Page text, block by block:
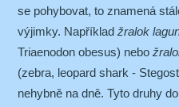
se pohybovat, to znamená
výjimky. Například žralok
Triaenodon obesus) nebo
(zebra, leopard shark -
nehybně na dně. Tyto druhy